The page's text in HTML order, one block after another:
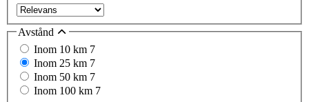
Avstånd
Inom 10 km 7
Inom 25 km 7
Inom 50 km 7
Inom 100 km 7